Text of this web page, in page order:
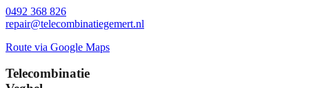
0492 368 826
repair@telecombinatiegemert.nl
Route via Google Maps
Telecombinatie